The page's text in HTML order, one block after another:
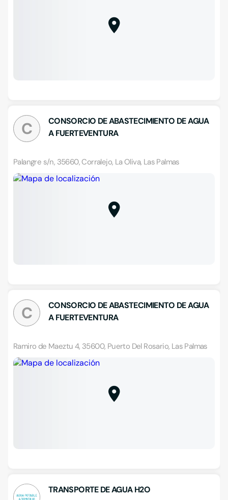
C
CONSORCIO DE ABASTECIMIENTO DE AGUA
A FUERTEVENTURA
Palangre s/n, 35660, Corralejo, La Oliva, Las Palmas
C
CONSORCIO DE ABASTECIMIENTO DE AGUA
A FUERTEVENTURA
Ramiro de Maeztu 4, 35600, Puerto Del Rosario, Las Palmas
TRANSPORTE DE AGUA H2O